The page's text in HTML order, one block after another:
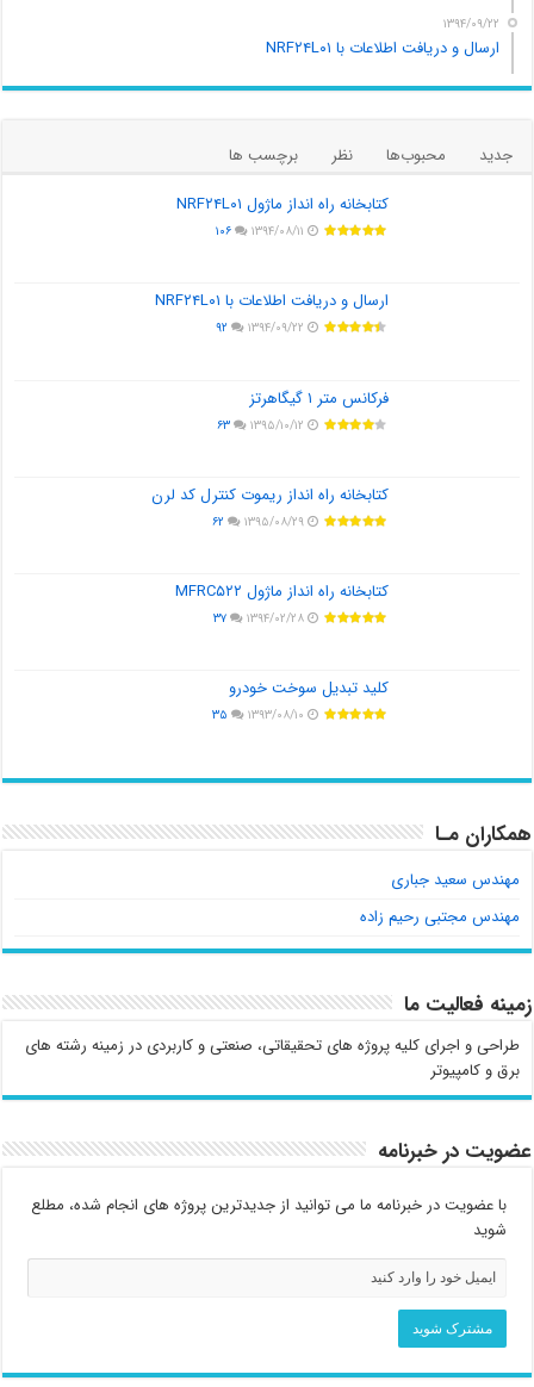
۱۳۹۴/۰۹/۲۲
ارسال و دریافت اطلاعات با NRF۲۴L۰۱
جدید محبوب‌ها نظر
برچسب ها
کتابخانه راه انداز ماژول NRF۲۴L۰۱
۱۳۹۴/۰۸/۱۱ ۱۰۶
ارسال و دریافت اطلاعات با NRF۲۴L۰۱
۱۳۹۴/۰۹/۲۲ ۹۲
فرکانس متر ۱ گیگاهرتز
۱۳۹۵/۱۰/۱۲ ۶۳
کتابخانه راه انداز ریموت کنترل کد لرن
۱۳۹۵/۰۸/۲۹ ۶۲
کتابخانه راه انداز ماژول MFRC۵۲۲
۱۳۹۴/۰۲/۲۸ ۳۷
کلید تبدیل سوخت خودرو
۱۳۹۳/۰۸/۱۰ ۳۵
همکاران مـا
مهندس سعید جباری
مهندس مجتبی رحیم زاده
زمینه فعالیت ما
طراحی و اجرای کلیه پروژه های تحقیقاتی، صنعتی و کاربردی در زمینه رشته های
برق و کامپیوتر
عضویت در خبرنامه
با عضویت در خبرنامه ما می توانید از جدیدترین پروژه های انجام شده، مطلع
شوید